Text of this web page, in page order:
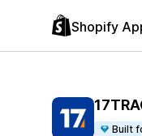
Shopify
Built